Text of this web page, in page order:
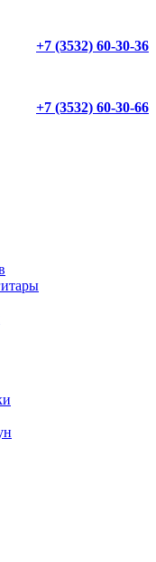
+7 (3532) 60-30-36
+7 (3532) 60-30-66